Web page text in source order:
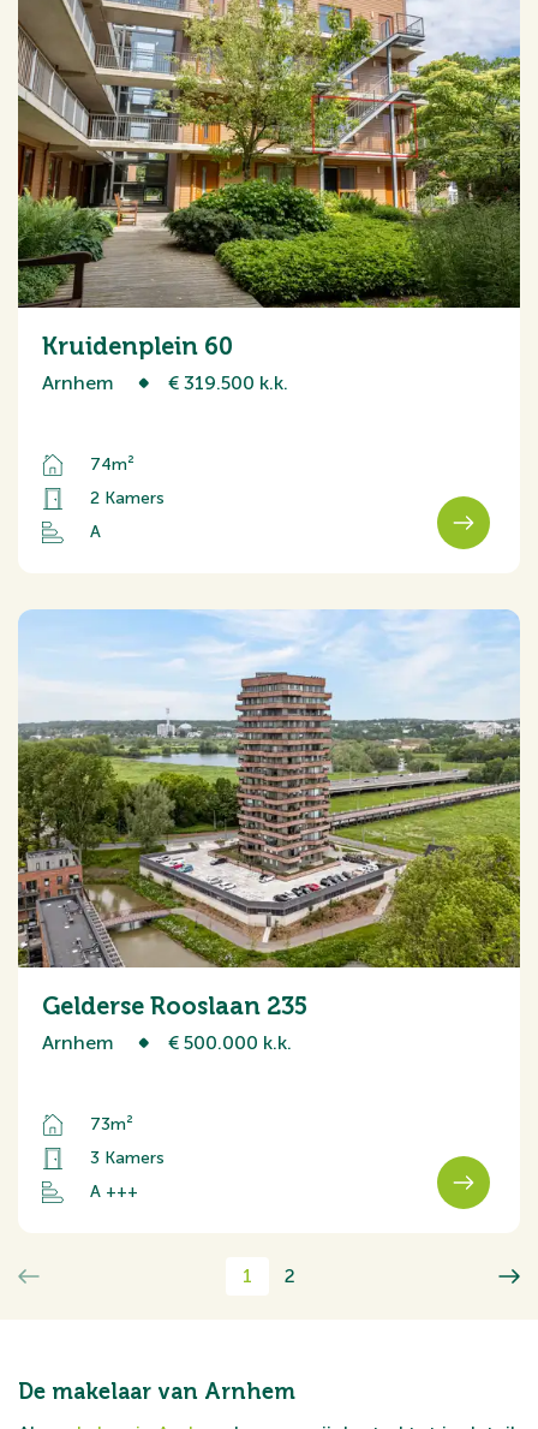
Kruidenplein 60
Arnhem € 319.500 k.k.
74m²
2 Kamers
A
Gelderse Rooslaan 235
Arnhem € 500.000 k.k.
73m²
3 Kamers
A +++
1 2
De makelaar van Arnhem